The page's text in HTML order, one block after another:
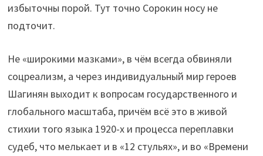
избыточны порой. Тут точно Сорокин носу не
подточит.
Не «широкими мазками», в чём всегда обвиняли
соцреализм, а через индивидуальный мир героев
Шагинян выходит к вопросам государственного и
глобального масштаба, причём всё это в живой
стихии того языка 1920-х и процесса переплавки
судеб, что мелькает и в «12 стульях», и во «Времени